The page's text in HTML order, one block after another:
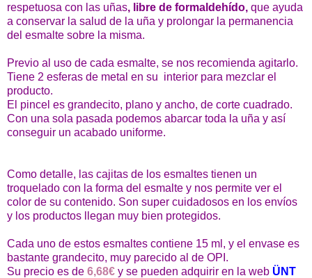
respetuosa con las uñas, libre de formaldehído, que ayuda
a conservar la salud de la uña y prolongar la permanencia
del esmalte sobre la misma.
Previo al uso de cada esmalte, se nos recomienda agitarlo.
Tiene 2 esferas de metal en su interior para mezclar el
producto.
El pincel es grandecito, plano y ancho, de corte cuadrado.
Con una sola pasada podemos abarcar toda la uña y así
conseguir un acabado uniforme.
Como detalle, las cajitas de los esmaltes tienen un
troquelado con la forma del esmalte y nos permite ver el
color de su contenido. Son super cuidadosos en los envíos
y los productos llegan muy bien protegidos.
Cada uno de estos esmaltes contiene 15 ml, y el envase es
bastante grandecito, muy parecido al de OPI.
Su precio es de 6,68€ y se pueden adquirir en la web ÜNT